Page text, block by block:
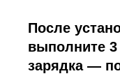
После
выполните
зарядка —